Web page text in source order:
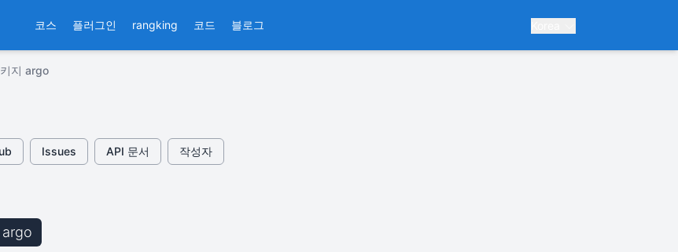
코스 플러그인 rangking 코드 블로그
지 argo
Issues API 문서 작성자